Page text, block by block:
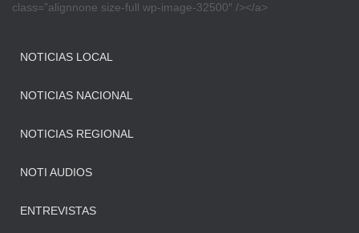
class=”alignnone size-full wp-image-32500″ /></a>
NOTICIAS LOCAL
NOTICIAS NACIONAL
NOTICIAS REGIONAL
NOTI AUDIOS
ENTREVISTAS